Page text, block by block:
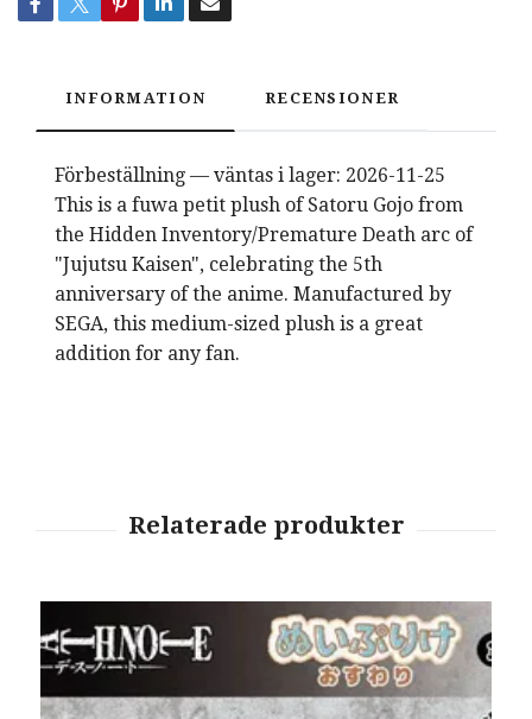
INFORMATION RECENSIONER
Förbeställning — väntas i lager: 2026-11-25
This is a fuwa petit plush of Satoru Gojo from
the Hidden Inventory/Premature Death arc of
"Jujutsu Kaisen", celebrating the 5th
anniversary of the anime. Manufactured by
SEGA, this medium-sized plush is a great
addition for any fan.